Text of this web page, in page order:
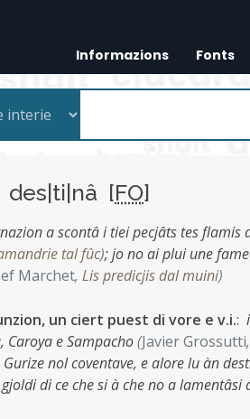
Informazions Fonts
des|ti|nâ [FO]
a scontâ i tiei pecjâts tes flamis
tal fûc);jo no ai plui une
Marchet, Lis predicjis dal muini)
un ciert puest di vore e v.i.:
e Sampacho(Javier Grossutti,
Gurize nol coventave, e alore lu àn
di ce che si à che no a lamentâsi